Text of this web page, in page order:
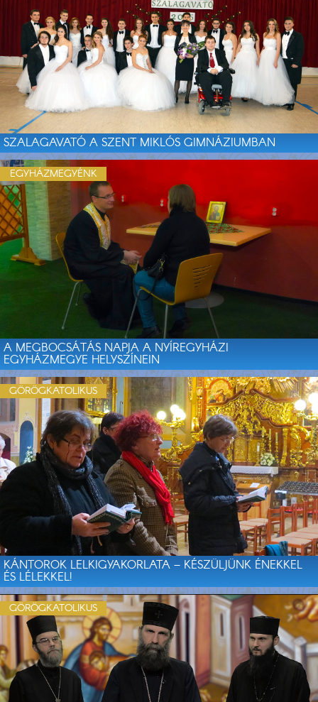
SZALAGAVATÓ A SZENT MIKLÓS GIMNÁZIUMBAN
A MEGBOCSÁTÁS NAPJA A NYÍREGYHÁZI
EGYHÁZMEGYE HELYSZÍNEIN
EGYHÁZMEGYÉNK
KÁNTOROK LELKIGYAKORLATA – KÉSZÜLJÜNK ÉNEKKEL
ÉS LÉLEKKEL!
GÖRÖGKATOLIKUS
GÖRÖGKATOLIKUS